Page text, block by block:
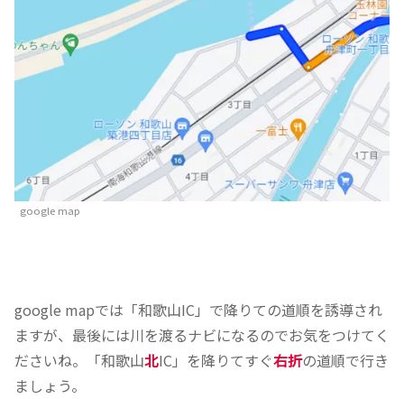
google map
google mapでは「和歌山IC」で降りての道順を誘導され
ますが、最後には川を渡るナビになるのでお気をつけてく
ださいね。「和歌山北IC」を降りてすぐ右折の道順で行き
ましょう。